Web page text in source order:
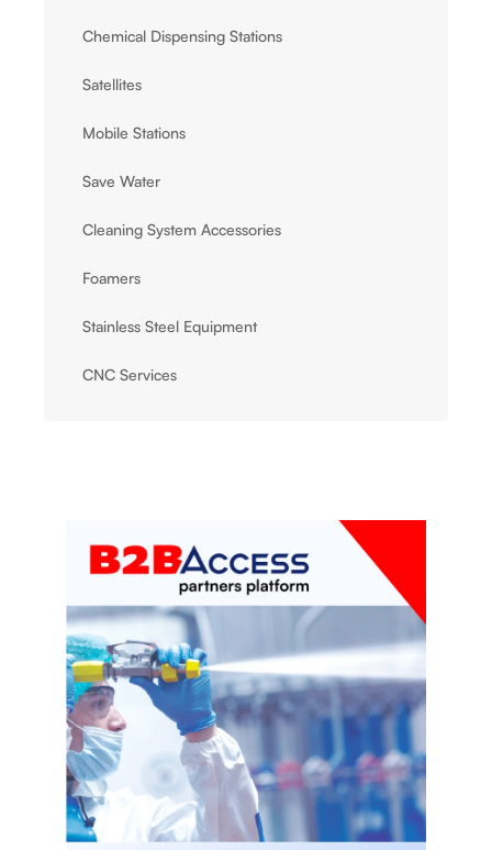
Chemical Dispensing Stations
Satellites
Mobile Stations
Save Water
Cleaning System Accessories
Foamers
Stainless Steel Equipment
CNC Services